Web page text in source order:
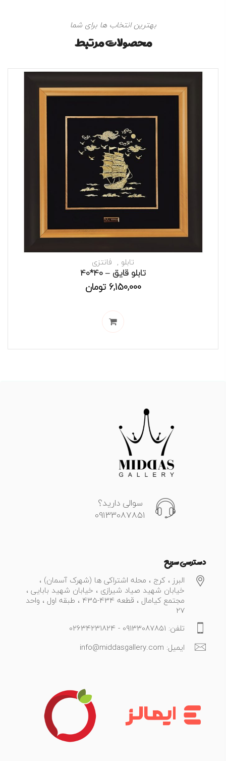
بهترین انتخاب ها برای شما
محصولات مرتبط
تابلو فانتزی
تابلو قایق – 40*40
6,150,000 تومان
سوالی دارید؟
09133087851
دسترسی سریع
البرز ، کرج ، محله اشتراکی ها (شهرک آسمان) ،
خیابان شهید صیاد شیرازی ، خیابان شهید بابایی ،
مجتمع کیامال ، قطعه 434-435 ، طبقه اول ، واحد
27
تلفن: 09133087851 - 02634231824
ایمیل: info@middasgallery.com